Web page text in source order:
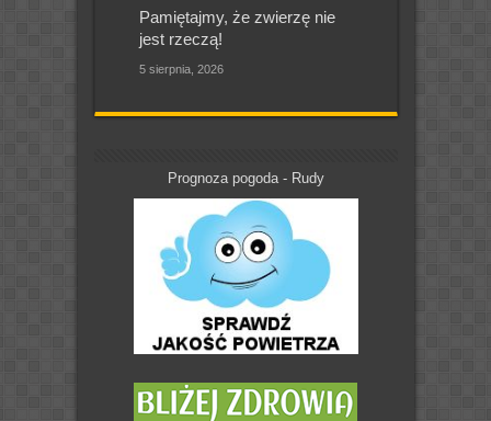
Pamiętajmy, że zwierzę nie
jest rzeczą!
5 sierpnia, 2026
Prognoza pogoda - Rudy